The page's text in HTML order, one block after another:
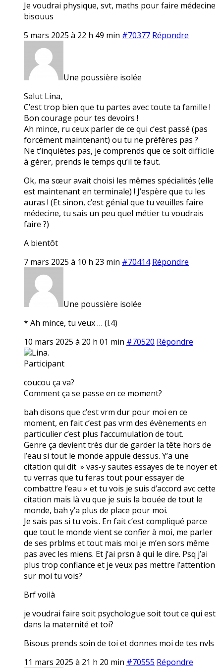
Je voudrai physique, svt, maths pour faire médecine
bisouus
5 mars 2025 à 22 h 49 min #70377 Répondre
Une poussière isolée
Salut Lina,
C’est trop bien que tu partes avec toute ta famille !
Bon courage pour tes devoirs !
Ah mince, ru ceux parler de ce qui c’est passé (pas
forcément maintenant) ou tu ne préfères pas ?
Ne t’inquiètes pas, je comprends que ce soit difficile
à gérer, prends le temps qu’il te faut.
Ok, ma sœur avait choisi les mêmes spécialités (elle
est maintenant en terminale) ! J’espère que tu les
auras ! (Et sinon, c’est génial que tu veuilles faire
médecine, tu sais un peu quel métier tu voudrais
faire ?)
A bientôt
7 mars 2025 à 10 h 23 min #70414 Répondre
Une poussière isolée
* Ah mince, tu veux … (l.4)
10 mars 2025 à 20 h 01 min #70520 Répondre
Lina.
Participant
coucou ça va?
Comment ça se passe en ce moment?
bah disons que c’est vrm dur pour moi en ce
moment, en fait c’est pas vrm des évènements en
particulier c’est plus l’accumulation de tout.
Genre ça devient très dur de garder la tête hors de
l’eau si tout le monde appuie dessus. Y’a une
citation qui dit » vas-y sautes essayes de te noyer et
tu verras que tu feras tout pour essayer de
combattre l’eau » et tu vois je suis d’accord avc cette
citation mais là vu que je suis la bouée de tout le
monde, bah y’a plus de place pour moi.
Je sais pas si tu vois.. En fait c’est compliqué parce
que tout le monde vient se confier à moi, me parler
de ses prblms et tout mais moi je m’en sors même
pas avec les miens. Et j’ai prsn à qui le dire. Psq j’ai
plus trop confiance et je veux pas mettre l’attention
sur moi tu vois?
Brf voilà
je voudrai faire soit psychologue soit tout ce qui est
dans la maternité et toi?
Bisous prends soin de toi et donnes moi de tes nvls
11 mars 2025 à 21 h 20 min #70555 Répondre